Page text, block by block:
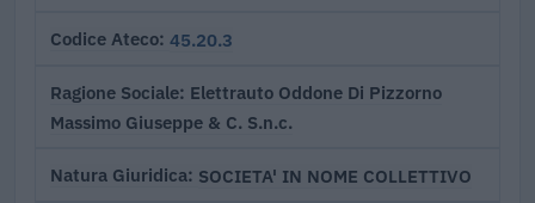
Codice Ateco 45.20.3
Ragione Sociale Elettrauto Oddone Di Pizzorno
Massimo Giuseppe & C. S.n.c.
Natura Giuridica SOCIETA' IN NOME COLLETTIVO